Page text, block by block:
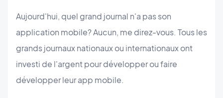
Aujourd'hui, quel grand journal n'a pas son
application mobile? Aucun, me direz-vous. Tous les
grands journaux nationaux ou internationaux ont
investi de l'argent pour développer ou faire
développer leur app mobile.